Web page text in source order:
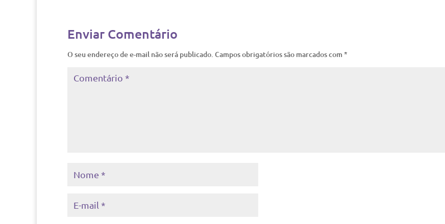
Enviar Comentário
O seu endereço de e-mail não será publicado. Campos obrigatórios são marcados com *